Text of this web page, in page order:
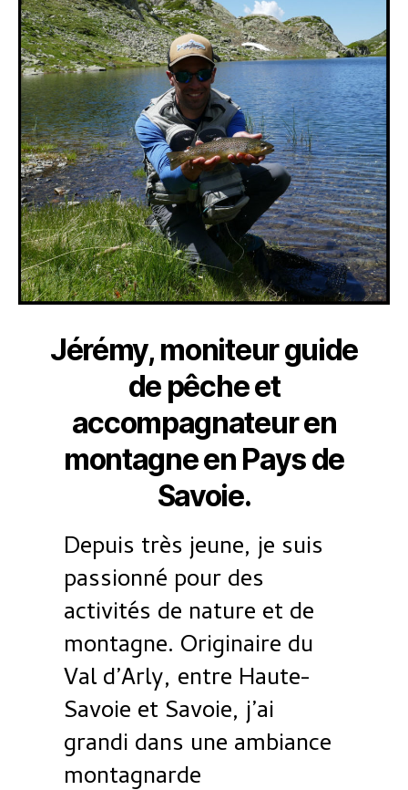
Jérémy, moniteur guide
de pêche et
accompagnateur en
montagne en Pays de
Savoie.
Depuis très jeune, je suis
passionné pour des
activités de nature et de
montagne. Originaire du
Val d’Arly, entre Haute-
Savoie et Savoie, j’ai
grandi dans une ambiance
montagnarde